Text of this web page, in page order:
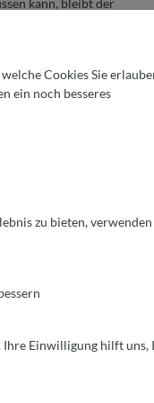
mit hoher Hydration,
garantiert.
und -reifeführt.
und Gebäck. Die
für
Wert legen. Sie
My Miss Baker ist
zu bieten, verwenden
Cookies Sie
ein noch besseres
zu bieten,
Ihre Einwilligung hilft uns,